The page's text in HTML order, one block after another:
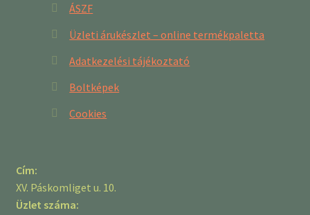
ÁSZF
Üzleti árukészlet – online termékpaletta
Adatkezelési tájékoztató
Boltképek
Cookies
Cím:
XV. Páskomliget u. 10.
Üzlet száma: